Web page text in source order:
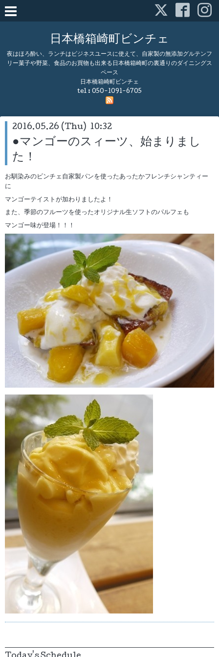
日本橋箱崎町ビンチェ
夜はほろ酔い、ランチはビジネスユースに使えて、自家製の無添加グルテンフ
リー菓子や野菜、食品のお買物も出来る日本橋箱崎町の裏通りのダイニングス
ペース
日本橋箱崎町ビンチェ
tel : 050-1091-6705
2016.05.26 (Thu) 10:32
●マンゴーのスィーツ、始まりまし
た！
お馴染みのビンチェ自家製パンを使ったあったかフレンチシャンティー
に
マンゴーテイストが加わりましたよ！
また、季節のフルーツを使ったオリジナル生ソフトのパルフェも
マンゴー味が登場！！！